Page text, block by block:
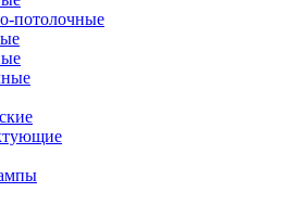
потолочные